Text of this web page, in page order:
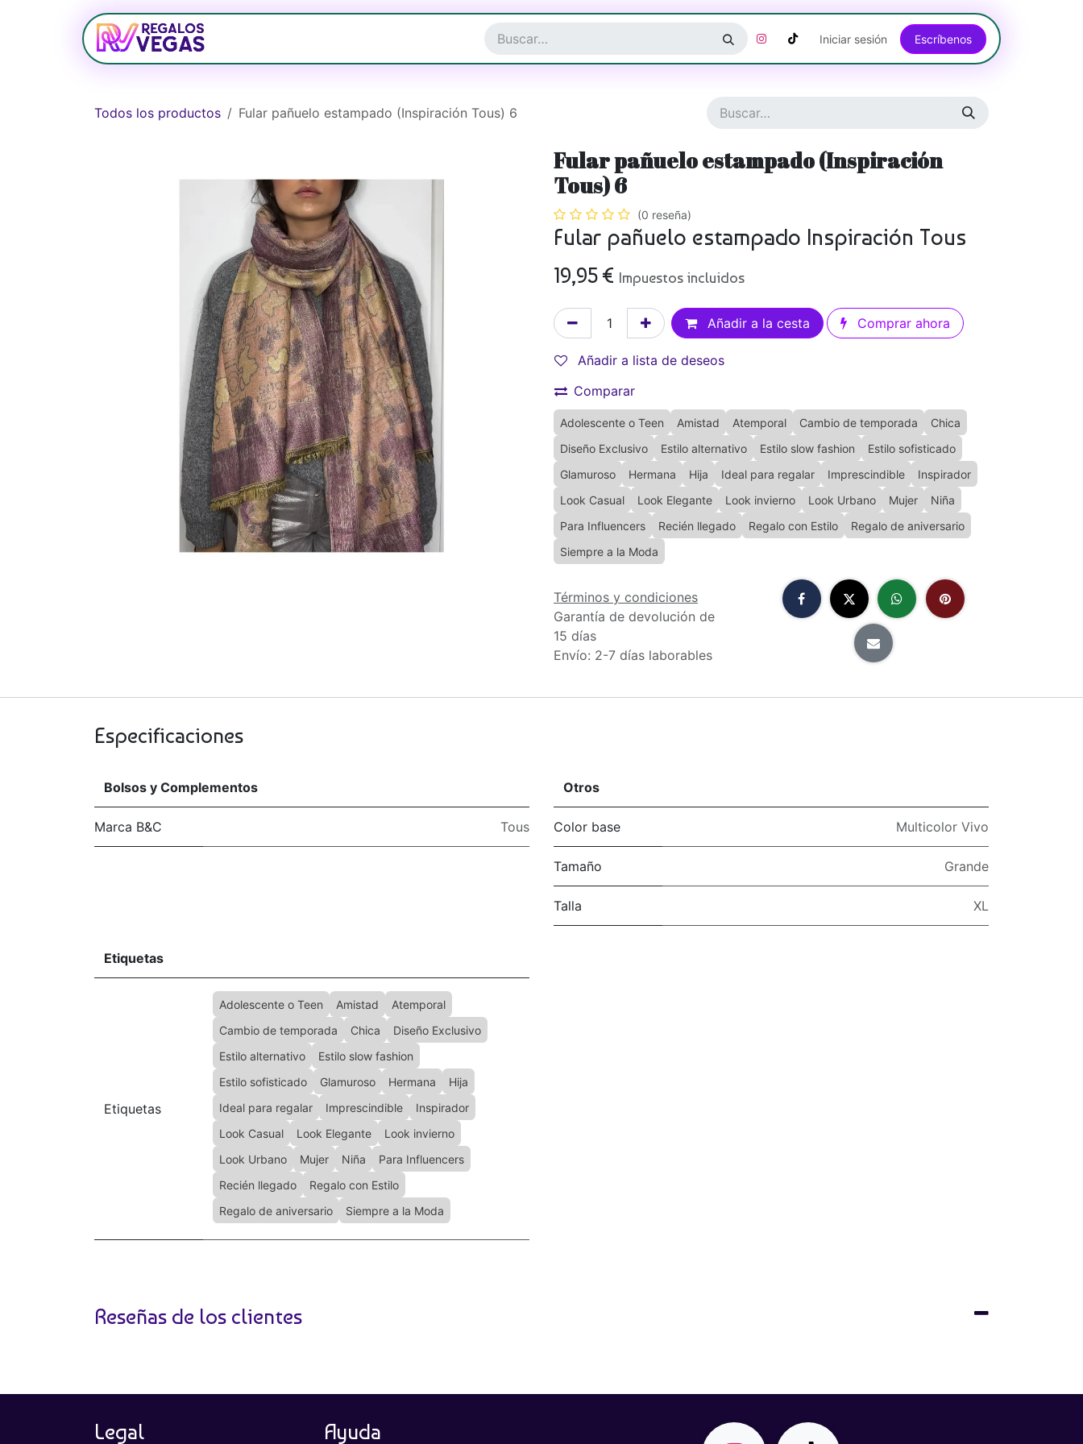
Joyería Iniciar sesión Escríbenos​​​​​​​​​​​​​​​​
Todos los productos Fular pañuelo estampado (Inspiración Tous) 6
Fular pañuelo estampado (Inspiración
Tous) 6
(0 reseña)
Fular pañuelo estampado Inspiración Tous
19,95 € Impuestos incluidos
Añadir a la cesta Comprar ahora
Añadir a lista de deseos
Comparar
Adolescente o Teen Amistad Atemporal Cambio de temporada
Chica
Diseño Exclusivo
Estilo alternativo Estilo slow fashion
Estilo sofisticado
Glamuroso
Hermana Hija Ideal para regalar Imprescindible
Inspirador
Look Casual
Look Elegante Look invierno Look Urbano Mujer
Niña
Para Influencers
Recién llegado Regalo con Estilo
Regalo de aniversario
Siempre a la Moda
Términos y condiciones
Garantía de devolución de
15 días
Envío: 2-7 días laborables
Especificaciones
Bolsos y Complementos
Marca B&C Tous
Otros
Color base Multicolor Vivo
Tamaño Grande
Talla XL
Etiquetas
Etiquetas
Adolescente o Teen Amistad
Atemporal
Cambio de temporada
Chica
Diseño Exclusivo
Estilo alternativo
Estilo slow fashion
Estilo sofisticado
Glamuroso Hermana
Hija
Ideal para regalar
Imprescindible
Inspirador
Look Casual
Look Elegante
Look invierno
Look Urbano
Mujer Niña
Para Influencers
Recién llegado
Regalo con Estilo
Regalo de aniversario
Siempre a la Moda
Reseñas de los clientes
Legal Ayuda